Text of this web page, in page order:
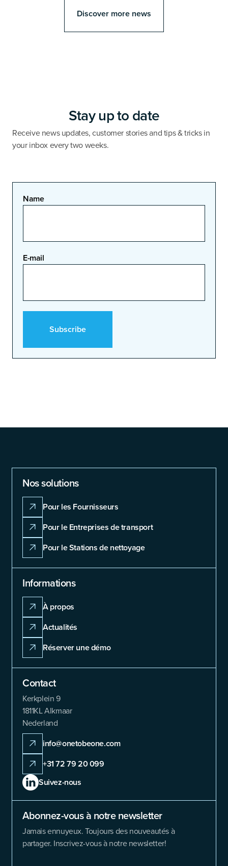
Discover more news
Stay up to date
Receive news updates, customer stories and tips & tricks in
your inbox every two weeks.
Name
E-mail
Nos solutions
Pour les Fournisseurs
Pour le Entreprises de transport
Pour le Stations de nettoyage
Informations
À propos
Actualités
Réserver une démo
Contact
Kerkplein 9
1811KL Alkmaar
Nederland
info@onetobeone.com
+31 72 79 20 099
Suivez-nous
Abonnez-vous à notre newsletter
Jamais ennuyeux. Toujours des nouveautés à
partager. Inscrivez-vous à notre newsletter!